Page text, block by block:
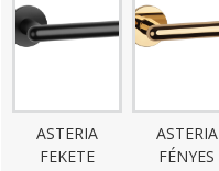
ASTERIA
FEKETE
ASTERIA
FÉNYES